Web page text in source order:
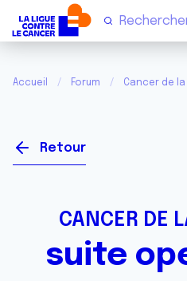
Accueil Forum Cancer de
Retour
CANCER DE
suite